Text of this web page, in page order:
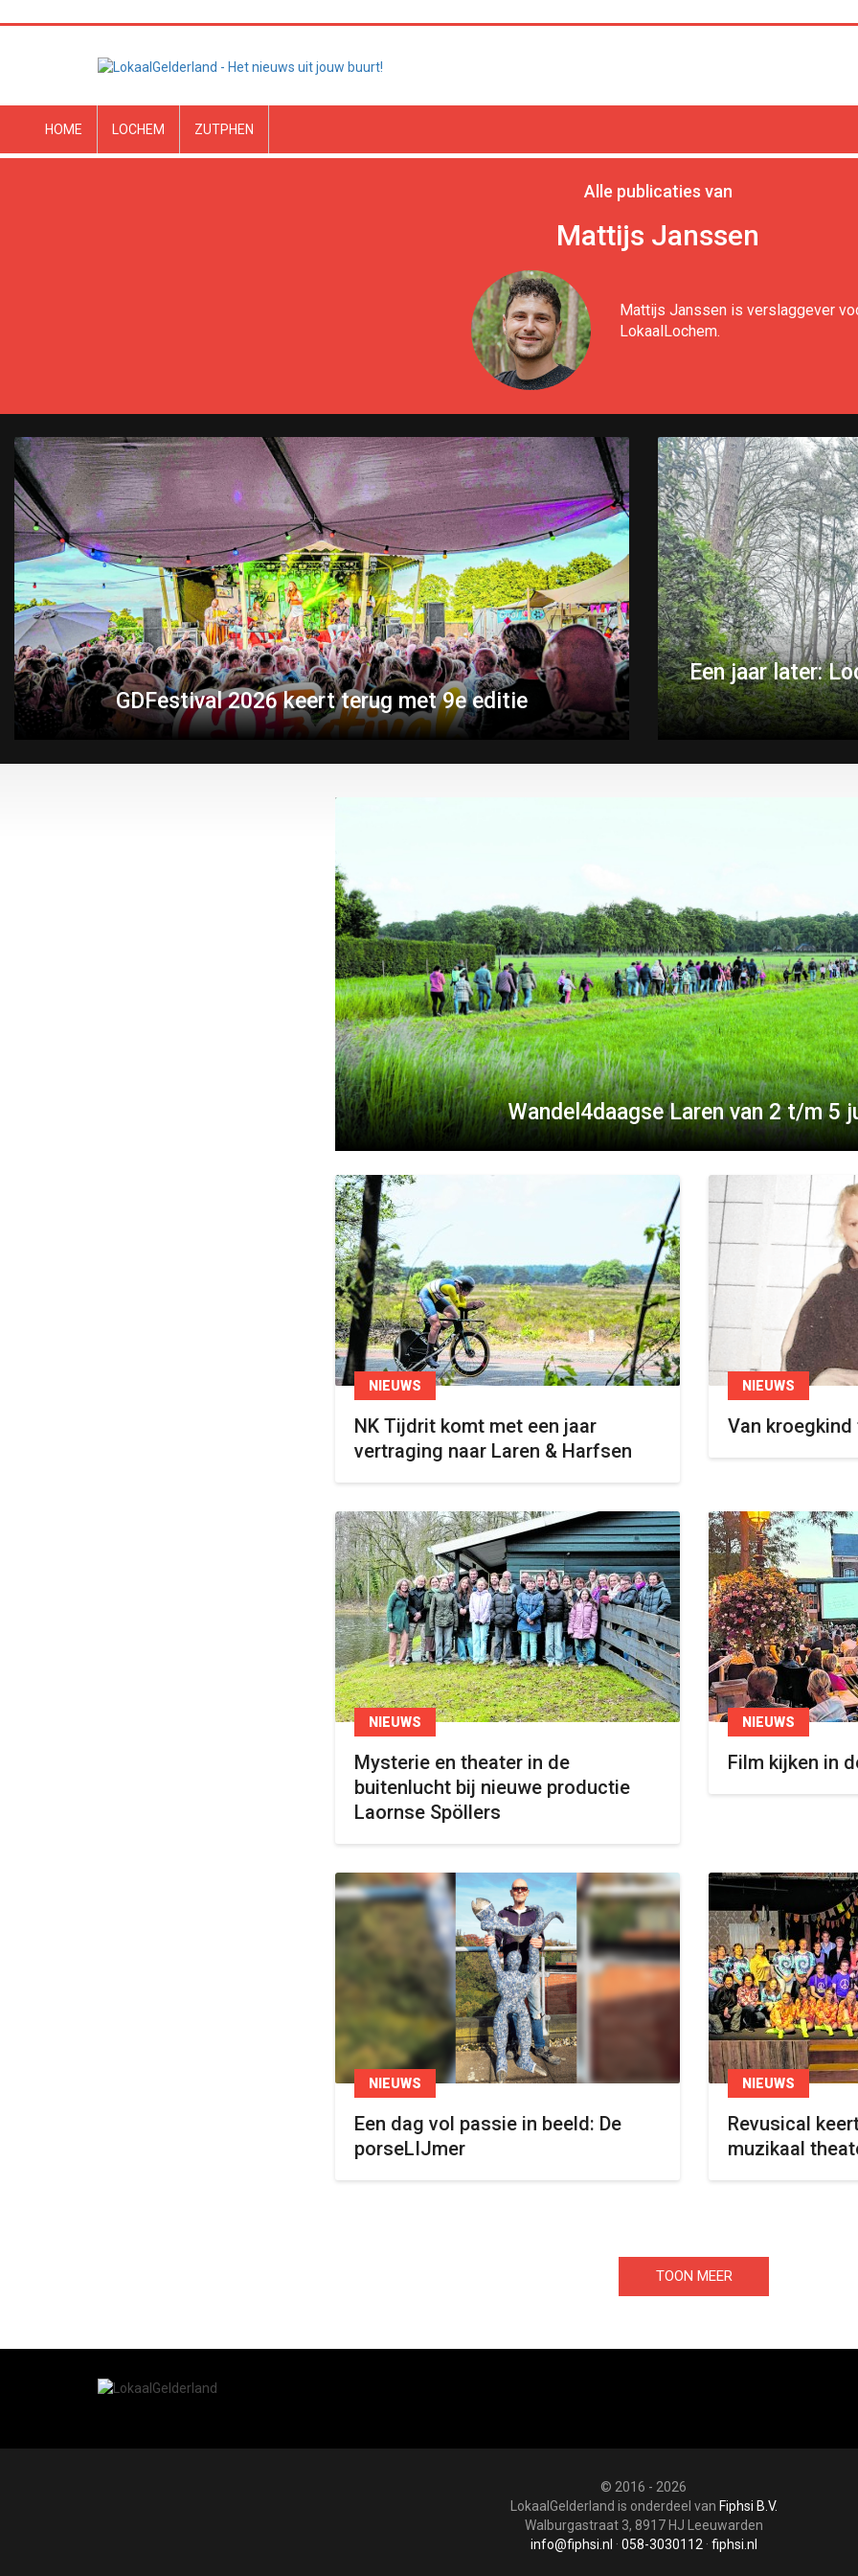
HOME LOCHEM ZUTPHEN
Alle publicaties van
Mattijs Janssen
Mattijs Janssen is verslaggever
LokaalLochem.
GDFestival 2026 keert terug met 9e editie
Een jaar later:
Wandel4daagse Laren van 2 t/m 5
NIEUWS
NK Tijdrit komt met een jaar
vertraging naar Laren & Harfsen
NIEUWS
Van
NIEUWS
Mysterie en theater in de
buitenlucht bij nieuwe productie
Laornse Spöllers
NIEUWS
Film kijken in
NIEUWS
Een dag vol passie in beeld: De
porseLIJmer
NIEUWS
Revusical
muzikaal
TOON MEER
© 2016 - 2026
LokaalGelderland is onderdeel van Fiphsi B.V.
Walburgastraat 3, 8917 HJ Leeuwarden
info@fiphsi.nl · 058-3030112 · fiphsi.nl